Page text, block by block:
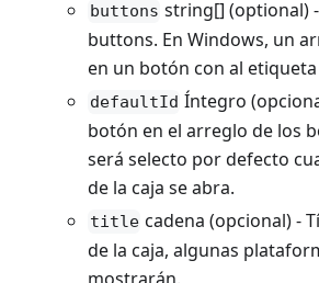
buttons string[] (optional)
buttons. En Windows, un
en un botón con al
defaultId Íntegro
botón en el arreglo de los
será selecto por defecto
de la caja se abra.
title cadena (opcional) -
de la caja, algunas